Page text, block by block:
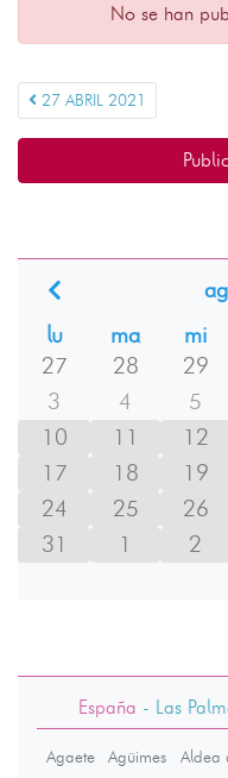
No se han
27 ABRIL 2021
lu
ma mi
27
28 29
3
4 5
10
11 12
17
18 19
24
25 26
31
1 2
España - Las
Agaete Agüimes Aldea